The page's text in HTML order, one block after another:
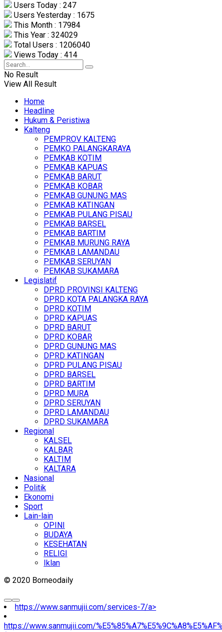
Users Today : 247
Users Yesterday : 1675
This Month : 17984
This Year : 324029
Total Users : 1206040
Views Today : 414
No Result
View All Result
Home
Headline
Hukum & Peristiwa
Kalteng
PEMPROV KALTENG
PEMKO PALANGKARAYA
PEMKAB KOTIM
PEMKAB KAPUAS
PEMKAB BARUT
PEMKAB KOBAR
PEMKAB GUNUNG MAS
PEMKAB KATINGAN
PEMKAB PULANG PISAU
PEMKAB BARSEL
PEMKAB BARTIM
PEMKAB MURUNG RAYA
PEMKAB LAMANDAU
PEMKAB SERUYAN
PEMKAB SUKAMARA
Legislatif
DPRD PROVINSI KALTENG
DPRD KOTA PALANGKA RAYA
DPRD KOTIM
DPRD KAPUAS
DPRD BARUT
DPRD KOBAR
DPRD GUNUNG MAS
DPRD KATINGAN
DPRD PULANG PISAU
DPRD BARSEL
DPRD BARTIM
DPRD MURA
DPRD SERUYAN
DPRD LAMANDAU
DPRD SUKAMARA
Regional
KALSEL
KALBAR
KALTIM
KALTARA
Nasional
Politik
Ekonomi
Sport
Lain-lain
OPINI
BUDAYA
KESEHATAN
RELIGI
Iklan
© 2020 Borneodaily
https://www.sanmujii.com/services-7/a>
https://www.sanmujii.com/